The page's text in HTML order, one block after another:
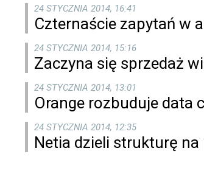
24 STYCZNIA 2014, 16:41
Czternaście zapytań w
24 STYCZNIA 2014, 15:16
Zaczyna się sprzedaż
24 STYCZNIA 2014, 13:01
Orange rozbuduje data
24 STYCZNIA 2014, 12:35
Netia dzieli strukturę na